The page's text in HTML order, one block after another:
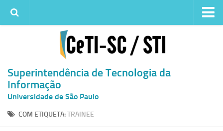
Quem somos
Histórico
Metas e ações
Superintendência de TI
Atendimento
Superintendência de Tecnologia da
Informação
Universidade de São Paulo
COM ETIQUETA:TRAINEE